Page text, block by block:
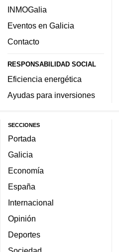
INMOGalia
Eventos en Galicia
Contacto
RESPONSABILIDAD SOCIAL
Eficiencia energética
Ayudas para inversiones
SECCIONES
Portada
Galicia
Economía
España
Internacional
Opinión
Deportes